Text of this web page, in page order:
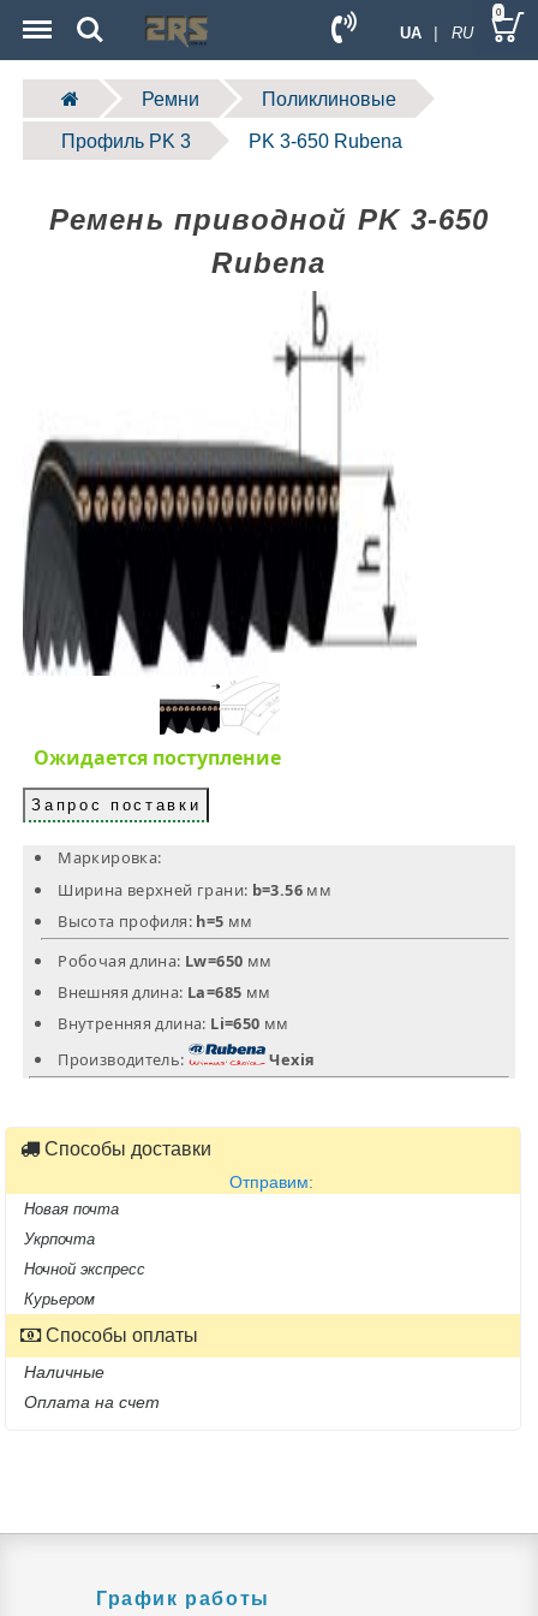
UA | RU
Search 0
Ремни Поликлиновые
Профиль PK 3 PK 3-650 Rubena
Ремень приводной PK 3-650
Rubena
Ожидается поступление
Запрос поставки
Маркировка:
Ширина верхней грани: b=3.56 мм
Высота профиля: h=5 мм
Робочая длина: Lw=650 мм
Внешняя длина: La=685 мм
Внутренняя длина: Li=650 мм
Производитель:
Чехія
Способы доставки
Отправим:
Новая почта
Укрпочта
Ночной экспресс
Курьером
Способы оплаты
Наличные
Оплата на счет
График работы